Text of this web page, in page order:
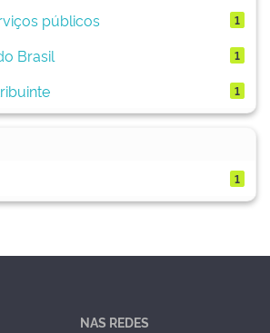
públicos 1
Brasil 1
1
1
NAS REDES